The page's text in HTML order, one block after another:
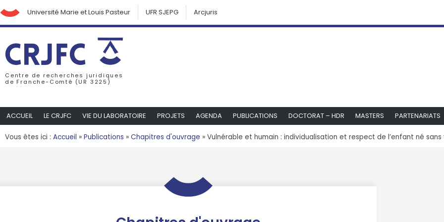
Université Marie et Louis Pasteur UFR SJEPG Arcjuris
Centre de recherches juridiques
de Franche-Comté (UR 3225)
ACCUEIL LE CRJFC VIE DU LABORATOIRE PROJETS AGENDA PUBLICATIONS DOCTORAT – HDR MASTERS PARTENARIATS
Vous êtes ici : Accueil » Publications » Chapitres d'ouvrage » Vulnérable et humain : individualisation et respect de l’enfant né sans